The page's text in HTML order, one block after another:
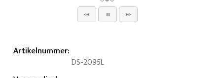
Artikelnummer:
DS-2095L